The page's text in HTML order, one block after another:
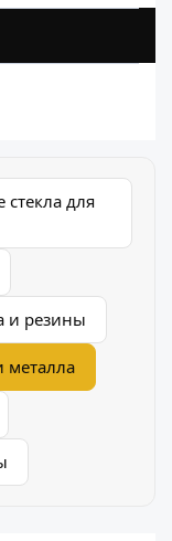
для
и резины
металла